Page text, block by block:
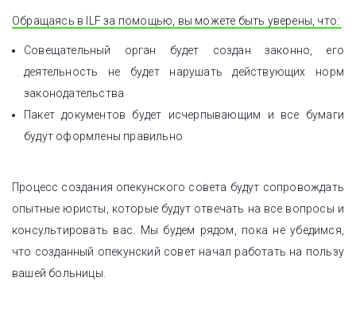
Обращаясь в ILF за помощью, вы можете быть уверены, что:
Совещательный орган будет создан законно, его
деятельность не будет нарушать действующих норм
законодательства
Пакет документов будет исчерпывающим и все бумаги
будут оформлены правильно
Процесс создания опекунского совета будут сопровождать
опытные юристы, которые будут отвечать на все вопросы и
консультировать вас. Мы будем рядом, пока не убедимся,
что созданный опекунский совет начал работать на пользу
вашей больницы.